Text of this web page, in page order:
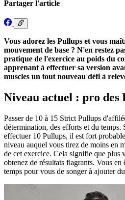
Partager l'article
Vous adorez les Pullups et vous
mouvement de base ? N'en restez
pratique de l'exercice au poids du
apprenant à effectuer sa version
muscles un tout nouveau défi à
Niveau actuel : pro des
Passer de 10 à 15 Strict Pullups
détermination, des efforts et du temps.
effectuer 10 Pullups, il est fort
niveau auquel vous tirez de moins en
de cet exercice. Cela signifie que plus
obtenez de résultats flagrants. Vous en
temps pour vous de songer à ajouter